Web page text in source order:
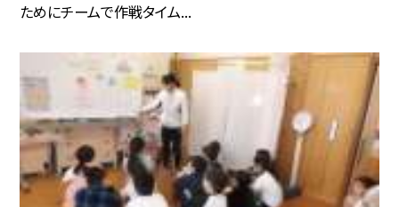
ためにチームで作戦タイム...